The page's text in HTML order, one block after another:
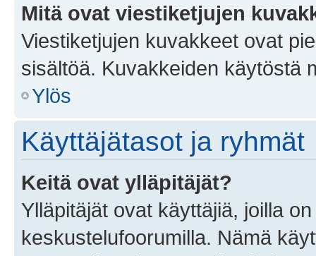
Mitä ovat viestiketjujen
Viestiketjujen kuvakkeet ovat
sisältöä. Kuvakkeiden käytöstä
Ylös
Käyttäjätasot ja ryhmät
Keitä ovat ylläpitäjät?
Ylläpitäjät ovat käyttäjiä, joilla
keskustelufoorumilla. Nämä